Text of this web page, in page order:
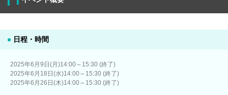
日程・時間
2025年6月9日(月)14:00～15:30 (終了)
2025年6月18日(水)14:00～15:30 (終了)
2025年6月26日(木)14:00～15:30 (終了)